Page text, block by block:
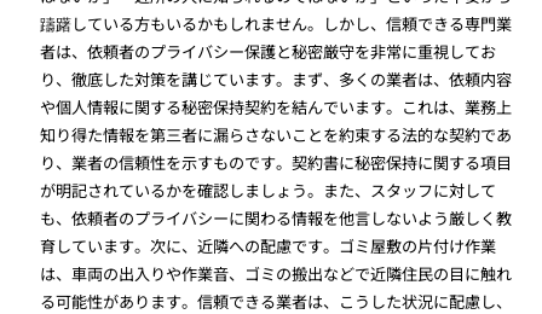
躊躇している方もいるかもしれません。しかし、信頼できる専門業
者は、依頼者のプライバシー保護と秘密厳守を非常に重視してお
り、徹底した対策を講じています。まず、多くの業者は、依頼内容
や個人情報に関する秘密保持契約を結んでいます。これは、業務上
知り得た情報を第三者に漏らさないことを約束する法的な契約であ
り、業者の信頼性を示すものです。契約書に秘密保持に関する項目
が明記されているかを確認しましょう。また、スタッフに対して
も、依頼者のプライバシーに関わる情報を他言しないよう厳しく教
育しています。次に、近隣への配慮です。ゴミ屋敷の片付け作業
は、車両の出入りや作業音、ゴミの搬出などで近隣住民の目に触れ
る可能性があります。信頼できる業者は、こうした状況に配慮し、